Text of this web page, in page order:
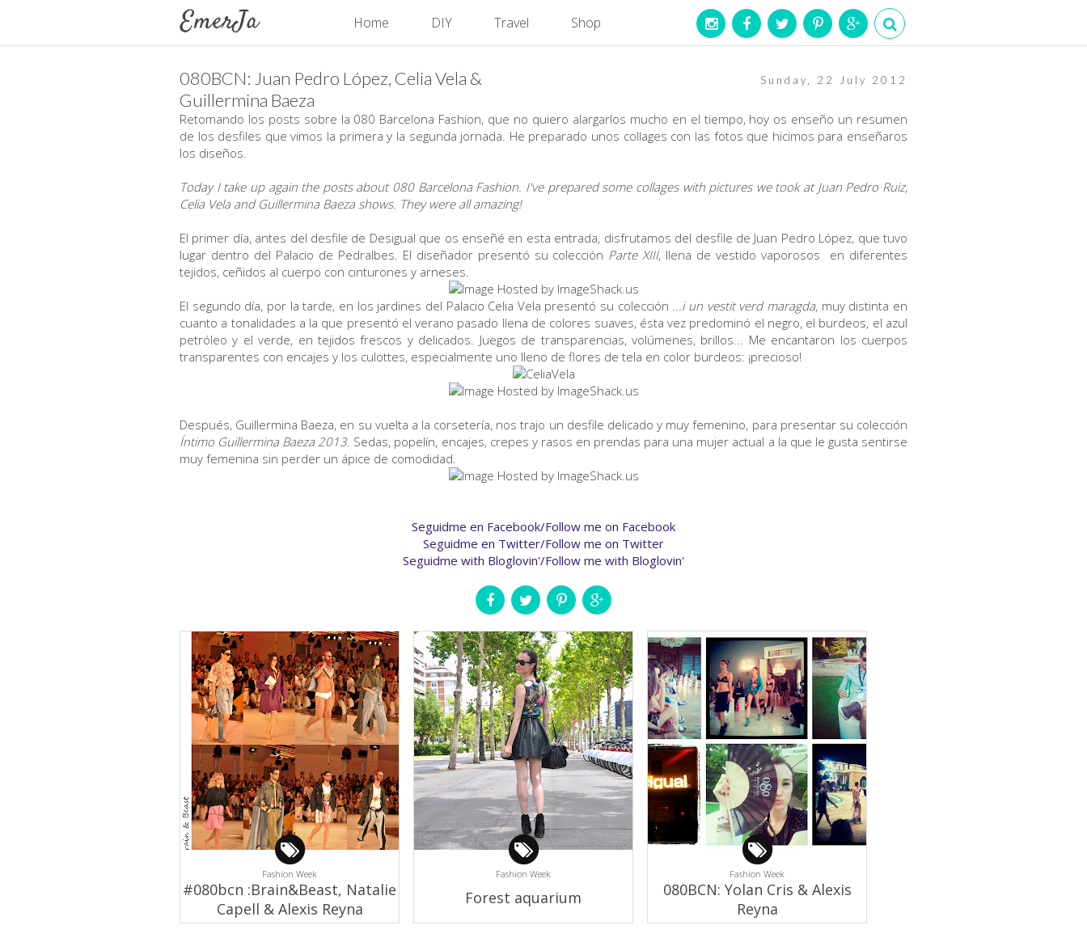
Home DIY Travel Shop
Sunday, 22 July 2012
080BCN: Juan Pedro López, Celia Vela &
Guillermina Baeza
Retomando los posts sobre la 080 Barcelona Fashion, que no quiero alargarlos mucho en el tiempo, hoy os enseño un resumen
de los desfiles que vimos la primera y la segunda jornada. He preparado unos collages con las fotos que hicimos para enseñaros
los diseños.
Today I take up again the posts about 080 Barcelona Fashion. I've prepared some collages with pictures we took at Juan Pedro Ruiz,
Celia Vela and Guillermina Baeza shows. They were all amazing!
El primer día, antes del desfile de Desigual que os enseñé en esta entrada, disfrutamos del desfile de Juan Pedro López, que tuvo
lugar dentro del Palacio de Pedralbes. El diseñador presentó su colección Parte XIII, llena de vestido vaporosos en diferentes
tejidos, ceñidos al cuerpo con cinturones y arneses.
El segundo día, por la tarde, en los jardines del Palacio Celia Vela presentó su colección ...i un vestit verd maragda, muy distinta en
cuanto a tonalidades a la que presentó el verano pasado llena de colores suaves, ésta vez predominó el negro, el burdeos, el azul
petróleo y el verde, en tejidos frescos y delicados. Juegos de transparencias, volúmenes, brillos... Me encantaron los cuerpos
transparentes con encajes y los culottes, especialmente uno lleno de flores de tela en color burdeos: ¡precioso!
Después, Guillermina Baeza, en su vuelta a la corsetería, nos trajo un desfile delicado y muy femenino, para presentar su colección
Íntimo Guillermina Baeza 2013. Sedas, popelín, encajes, crepes y rasos en prendas para una mujer actual a la que le gusta sentirse
muy femenina sin perder un ápice de comodidad.
Seguidme en Facebook/Follow me on Facebook
Seguidme en Twitter/Follow me on Twitter
Seguidme with Bloglovin'/Follow me with Bloglovin'
Fashion Week
#080bcn :Brain&Beast, Natalie
Capell & Alexis Reyna
Fashion Week
Forest aquarium
Fashion Week
080BCN: Yolan Cris & Alexis
Reyna